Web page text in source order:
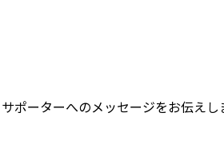
ーターへのメッセージをお伝えし